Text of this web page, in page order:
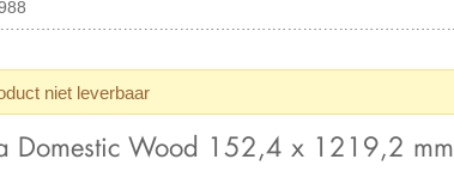
niet leverbaar
Domestic Wood 152,4 x 1219,2 mm